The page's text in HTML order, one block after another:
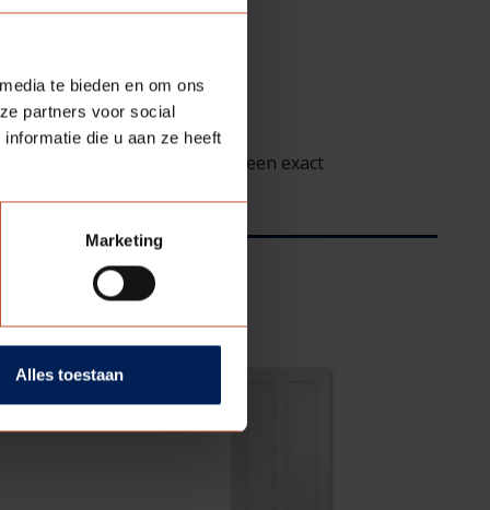
te bieden en om ons
partners voor social
die u aan ze heeft
Marketing
Alles toestaan
is het benoemen van een exact